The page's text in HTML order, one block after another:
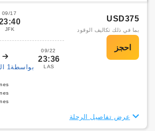
09/17
JFK
بواسطة1 التحويلات
09/22
23:36
LAS
USD375
بما في ذلك تكاليف الوقود
عرض تفاصيل الرحلة